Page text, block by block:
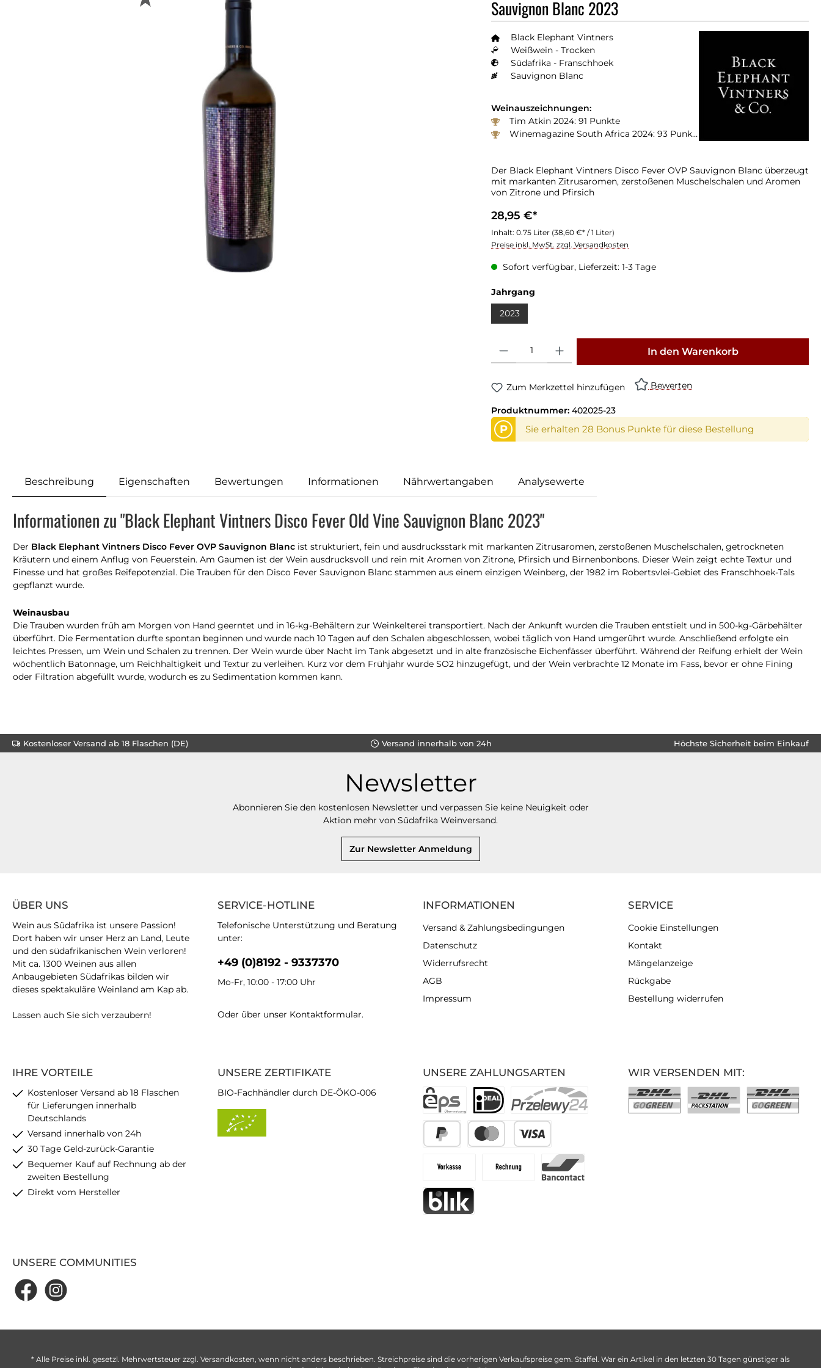
Sauvignon Blanc 2023
Black Elephant Vintners
Weißwein - Trocken
Südafrika - Franschhoek
Sauvignon Blanc
Weinauszeichnungen:
Tim Atkin 2024: 91 Punkte
Winemagazine South Africa 2024: 93 Punkte
Der Black Elephant Vintners Disco Fever OVP Sauvignon Blanc überzeugt
mit markanten Zitrusaromen, zerstoßenen Muschelschalen und Aromen
von Zitrone und Pfirsich
28,95 €*
Inhalt: 0.75 Liter (38,60 €* / 1 Liter)
Preise inkl. MwSt. zzgl. Versandkosten
Sofort verfügbar, Lieferzeit: 1-3 Tage
Jahrgang
2023
In den Warenkorb
Zum Merkzettel hinzufügen Bewerten
Produktnummer: 402025-23
P Sie erhalten 28 Bonus Punkte für diese Bestellung
Beschreibung Eigenschaften Bewertungen Informationen Nährwertangaben Analysewerte
Informationen zu "Black Elephant Vintners Disco Fever Old Vine Sauvignon Blanc 2023"
Der Black Elephant Vintners Disco Fever OVP Sauvignon Blanc ist strukturiert, fein und ausdrucksstark mit markanten Zitrusaromen, zerstoßenen Muschelschalen, getrockneten
Kräutern und einem Anflug von Feuerstein. Am Gaumen ist der Wein ausdrucksvoll und rein mit Aromen von Zitrone, Pfirsich und Birnenbonbons. Dieser Wein zeigt echte Textur und
Finesse und hat großes Reifepotenzial. Die Trauben für den Disco Fever Sauvignon Blanc stammen aus einem einzigen Weinberg, der 1982 im Robertsvlei-Gebiet des Franschhoek-Tals
gepflanzt wurde.
Weinausbau
Die Trauben wurden früh am Morgen von Hand geerntet und in 16-kg-Behältern zur Weinkelterei transportiert. Nach der Ankunft wurden die Trauben entstielt und in 500-kg-Gärbehälter
überführt. Die Fermentation durfte spontan beginnen und wurde nach 10 Tagen auf den Schalen abgeschlossen, wobei täglich von Hand umgerührt wurde. Anschließend erfolgte ein
leichtes Pressen, um Wein und Schalen zu trennen. Der Wein wurde über Nacht im Tank abgesetzt und in alte französische Eichenfässer überführt. Während der Reifung erhielt der Wein
wöchentlich Batonnage, um Reichhaltigkeit und Textur zu verleihen. Kurz vor dem Frühjahr wurde SO2 hinzugefügt, und der Wein verbrachte 12 Monate im Fass, bevor er ohne Fining
oder Filtration abgefüllt wurde, wodurch es zu Sedimentation kommen kann.
Kostenloser Versand ab 18 Flaschen (DE) Versand innerhalb von 24h Höchste Sicherheit beim Einkauf
Newsletter
Abonnieren Sie den kostenlosen Newsletter und verpassen Sie keine Neuigkeit oder
Aktion mehr von Südafrika Weinversand.
Zur Newsletter Anmeldung
SERVICE-HOTLINE
Telefonische Unterstützung und Beratung
unter:
+49 (0)8192 - 9337370
Mo-Fr, 10:00 - 17:00 Uhr
Oder über unser Kontaktformular.
IHRE VORTEILE
Kostenloser Versand ab 18 Flaschen
für Lieferungen innerhalb
Deutschlands
Versand innerhalb von 24h
30 Tage Geld-zurück-Garantie
Bequemer Kauf auf Rechnung ab der
zweiten Bestellung
Direkt vom Hersteller
UNSERE ZAHLUNGSARTEN
ÜBER UNS
Wein aus Südafrika ist unsere Passion!
Dort haben wir unser Herz an Land, Leute
und den südafrikanischen Wein verloren!
Mit ca. 1300 Weinen aus allen
Anbaugebieten Südafrikas bilden wir
dieses spektakuläre Weinland am Kap ab.
Lassen auch Sie sich verzaubern!
UNSERE ZERTIFIKATE
BIO-Fachhändler durch DE-ÖKO-006
INFORMATIONEN
Versand & Zahlungsbedingungen
Datenschutz
Widerrufsrecht
AGB
Impressum
SERVICE
Cookie Einstellungen
Kontakt
Mängelanzeige
Rückgabe
Bestellung widerrufen
UNSERE COMMUNITIES
WIR VERSENDEN MIT:
* Alle Preise inkl. gesetzl. Mehrwertsteuer zzgl. Versandkosten, wenn nicht anders beschrieben. Streichpreise sind die vorherigen Verkaufspreise gem. Staffel. War ein Artikel in den letzten 30 Tagen günstiger als